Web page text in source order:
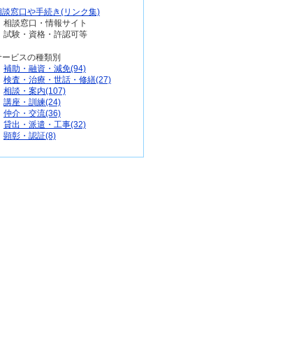
談窓口や手続き(リンク集)
相談窓口・情報サイト
試験・資格・許認可等
ービスの種類別
補助・融資・減免(94)
検査・治療・世話・修繕(27)
相談・案内(107)
講座・訓練(24)
仲介・交流(36)
貸出・派遣・工事(32)
顕彰・認証(8)